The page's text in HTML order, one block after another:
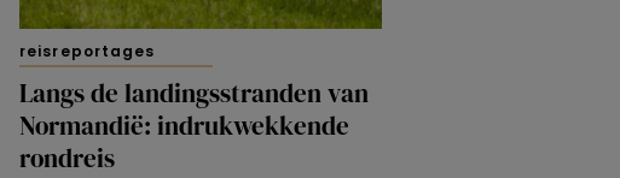
reisreportages
Langs de landingsstranden van
Normandië: indrukwekkende
rondreis